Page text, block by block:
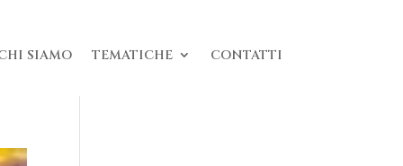
SIAMO TEMATICHE CONTATTI